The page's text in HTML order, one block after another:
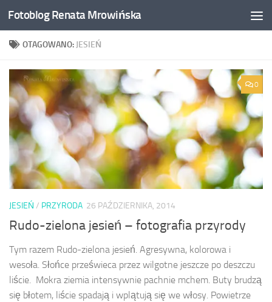
Przeskocz do treści
Fotoblog Renata Mrowińska
OTAGOWANO: JESIEŃ
0
JESIEŃ / PRZYRODA 26 PAŹDZIERNIKA, 2014
Rudo-zielona jesień – fotografia przyrody
Tym razem Rudo-zielona jesień. Agresywna, kolorowa i
wesoła. Słońce prześwieca przez wilgotne jeszcze po deszczu
liście. Mokra ziemia intensywnie pachnie mchem. Buty brudzą
się błotem, liście spadają i wplątują się we włosy. Powietrze